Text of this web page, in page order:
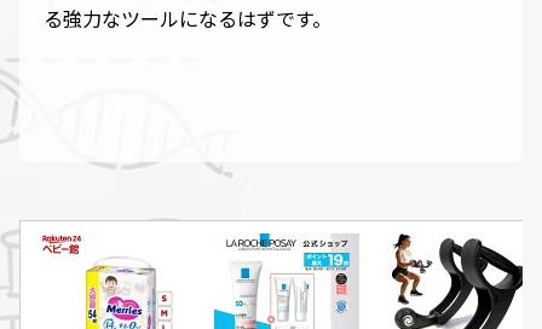
る強力なツールになるはずです。